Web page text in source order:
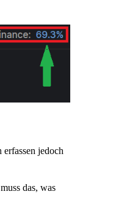
jedoch
das, was